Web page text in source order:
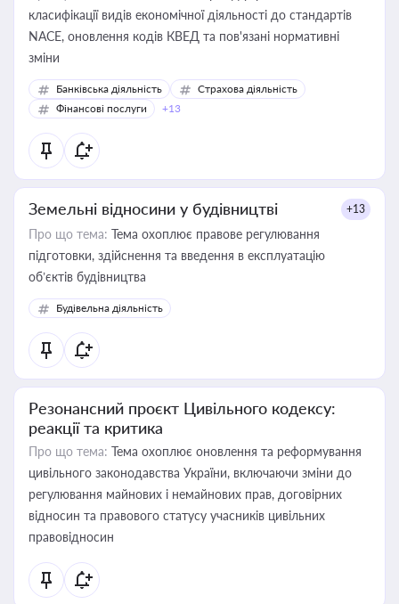
класифікації видів економічної діяльності до стандартів
NACE, оновлення кодів КВЕД та пов'язані нормативні
зміни
Банківська діяльність
Страхова діяльність
Фінансові послуги
+13
Земельні відносини у будівництві +13
Про що тема: Тема охоплює правове регулювання
підготовки, здійснення та введення в експлуатацію
об’єктів будівництва
Будівельна діяльність
Резонансний проєкт Цивільного кодексу:
реакції та критика
Про що тема: Тема охоплює оновлення та реформування
цивільного законодавства України, включаючи зміни до
регулювання майнових і немайнових прав, договірних
відносин та правового статусу учасників цивільних
правовідносин